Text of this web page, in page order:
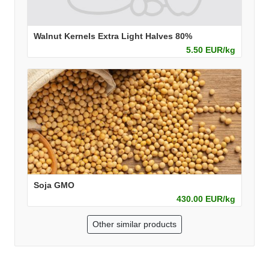
Walnut Kernels Extra Light Halves 80%
5.50 EUR/kg
Soja GMO
430.00 EUR/kg
Other similar products